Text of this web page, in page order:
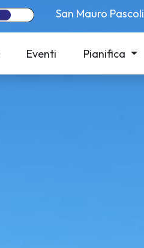
San Mauro Pascoli
Eventi Pianifica